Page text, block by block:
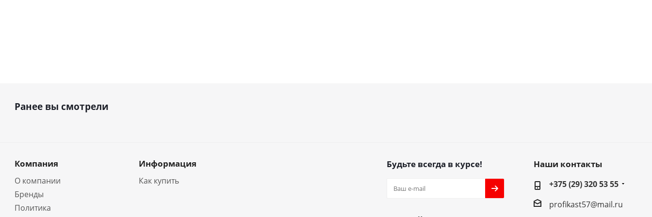
Ранее вы смотрели
Компания
О компании
Бренды
Политика
Информация
Как купить
Будьте всегда в курсе! Наши контакты
+375 (29) 320 53 55
profikast57@mail.ru